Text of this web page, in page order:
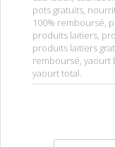
pots gratuits,
100% remboursé,
produits laitiers,
produits laitiers
remboursé, yaourt
yaourt total.